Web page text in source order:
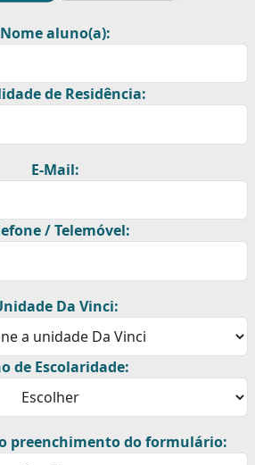
Nome aluno(a):
de Residência:
E-Mail:
/ Telemóvel:
Da Vinci:
de Escolaridade:
preenchimento do formulário: